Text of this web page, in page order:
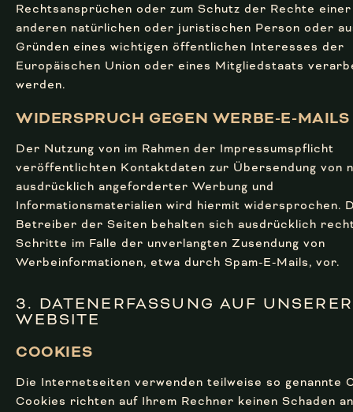
Rechtsansprüchen oder zum Schutz der Rechte einer
anderen natürlichen oder juristischen Person oder
Gründen eines wichtigen öffentlichen Interesses der
Europäischen Union oder eines Mitgliedstaats
werden.
WIDERSPRUCH GEGEN WERBE-E-MAILS
Der Nutzung von im Rahmen der Impressumspflicht
veröffentlichten Kontaktdaten zur Übersendung von
ausdrücklich angeforderter Werbung und
Informationsmaterialien wird hiermit widersprochen.
Betreiber der Seiten behalten sich ausdrücklich
Schritte im Falle der unverlangten Zusendung von
Werbeinformationen, etwa durch Spam-E-Mails, vor.
3. DATEN­ERFAS­SUNG AUF UNSERER
WEBSITE
COOKIES
Die Internetseiten verwenden teilweise so genannte
Cookies richten auf Ihrem Rechner keinen Schaden